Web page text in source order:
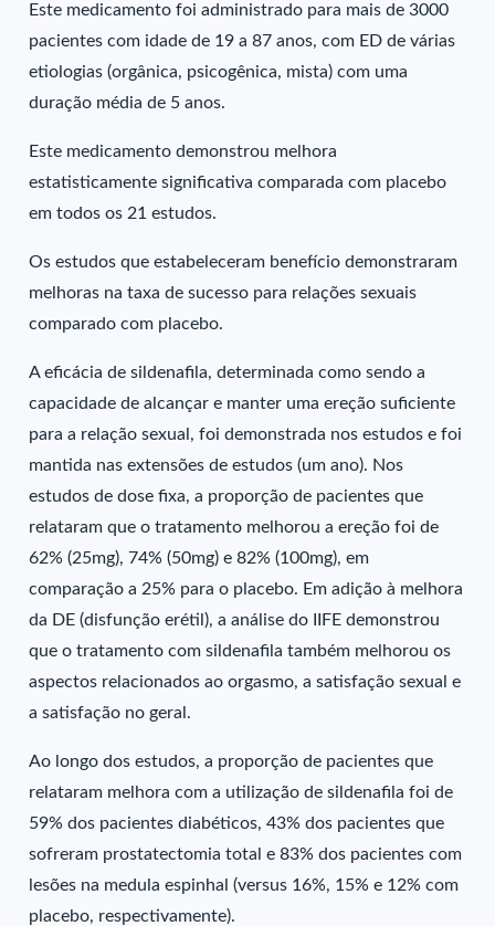
Este medicamento foi administrado para mais de 3000
pacientes com idade de 19 a 87 anos, com ED de várias
etiologias (orgânica, psicogênica, mista) com uma
duração média de 5 anos.
Este medicamento demonstrou melhora
estatisticamente significativa comparada com placebo
em todos os 21 estudos.
Os estudos que estabeleceram benefício demonstraram
melhoras na taxa de sucesso para relações sexuais
comparado com placebo.
A eficácia de sildenafila, determinada como sendo a
capacidade de alcançar e manter uma ereção suficiente
para a relação sexual, foi demonstrada nos estudos e foi
mantida nas extensões de estudos (um ano). Nos
estudos de dose fixa, a proporção de pacientes que
relataram que o tratamento melhorou a ereção foi de
62% (25mg), 74% (50mg) e 82% (100mg), em
comparação a 25% para o placebo. Em adição à melhora
da DE (disfunção erétil), a análise do IIFE demonstrou
que o tratamento com sildenafila também melhorou os
aspectos relacionados ao orgasmo, a satisfação sexual e
a satisfação no geral.
Ao longo dos estudos, a proporção de pacientes que
relataram melhora com a utilização de sildenafila foi de
59% dos pacientes diabéticos, 43% dos pacientes que
sofreram prostatectomia total e 83% dos pacientes com
lesões na medula espinhal (versus 16%, 15% e 12% com
placebo, respectivamente).